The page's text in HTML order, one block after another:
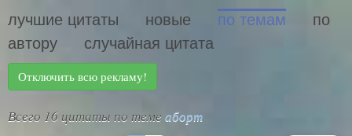
лучшие цитаты новые по темам
по
автору
случайная цитата
Отключить всю рекламу!
Всего 16 цитаты по теме аборт